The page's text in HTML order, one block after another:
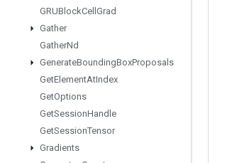
GRUBlockCell Grad
Gather
GatherNd
GenerateBoundingBoxProposals
GetElementAtIndex
GetOptions
GetSessionHandle
GetSessionTensor
Gradients